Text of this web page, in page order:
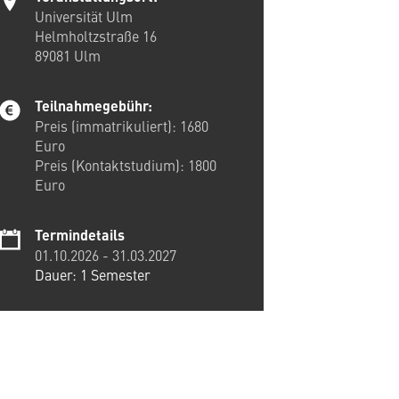
Universität Ulm
Helmholtzstraße 16
89081 Ulm
Teilnahmegebühr:
Preis (immatrikuliert): 1680
Euro
Preis (Kontaktstudium): 1800
Euro
Termindetails
01.10.2026 -31.03.2027
Dauer: 1 Semester